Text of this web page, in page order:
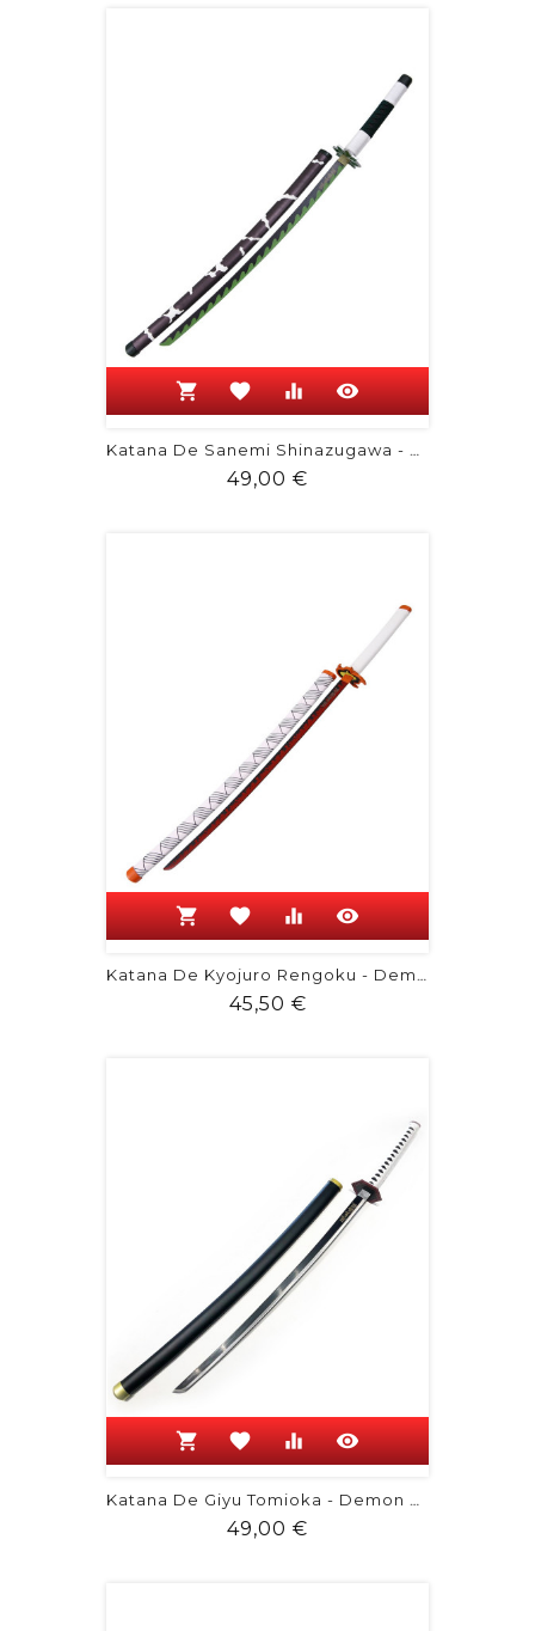
shopping_cart favorite equalizer visibility
Katana De Sanemi Shinazugawa - Demon...
49,00 €
shopping_cart favorite equalizer visibility
Katana De Kyojuro Rengoku - Demon Slayer
45,50 €Prix
shopping_cart favorite equalizer visibility
Katana De Giyu Tomioka - Demon Slayer
49,00 €